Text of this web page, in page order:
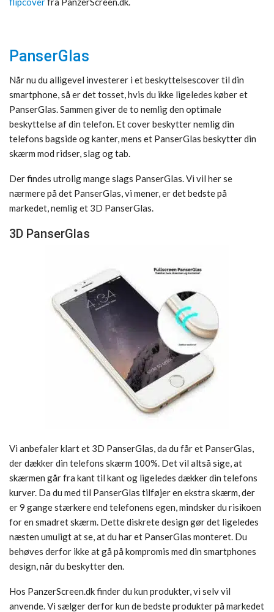
PanserGlas
Når nu du alligevel investerer i et beskyttelsescover til din
smartphone, så er det tosset, hvis du ikke ligeledes køber et
PanserGlas. Sammen giver de to nemlig den optimale
beskyttelse af din telefon. Et cover beskytter nemlig din
telefons bagside og kanter, mens et PanserGlas beskytter din
skærm mod ridser, slag og tab.
Der findes utrolig mange slags PanserGlas. Vi vil her se
nærmere på det PanserGlas, vi mener, er det bedste på
markedet, nemlig et 3D PanserGlas.
3D PanserGlas
Vi anbefaler klart et 3D PanserGlas, da du får et PanserGlas,
der dækker din telefons skærm 100%. Det vil altså sige, at
skærmen går fra kant til kant og ligeledes dækker din telefons
kurver. Da du med til PanserGlas tilføjer en ekstra skærm, der
er 9 gange stærkere end telefonens egen, mindsker du risikoen
for en smadret skærm. Dette diskrete design gør det ligeledes
næsten umuligt at se, at du har et PanserGlas monteret. Du
behøves derfor ikke at gå på kompromis med din smartphones
design, når du beskytter den.
Hos PanzerScreen.dk finder du kun produkter, vi selv vil
anvende. Vi sælger derfor kun de bedste produkter på markedet